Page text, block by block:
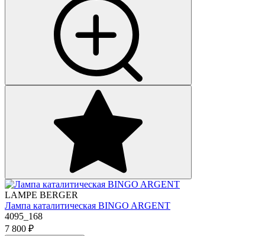
LAMPE BERGER
Лампа каталитическая BINGO ARGENT
4095_168
7 800 ₽